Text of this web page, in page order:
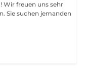
Wir freuen uns sehr
Sie suchen jemanden